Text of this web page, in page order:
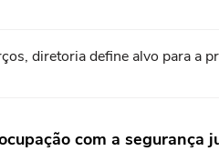
diretoria define alvo para a
com a segurança